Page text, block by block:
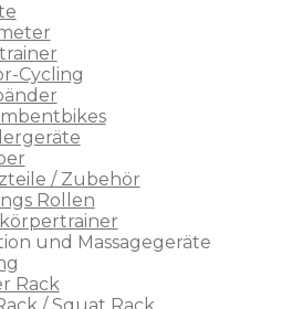
Cycling
/ Zubehör
Rollen
und Massagegeräte
Rack